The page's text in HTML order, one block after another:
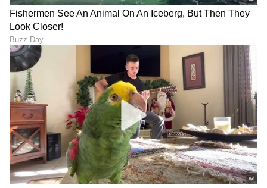
ಕರ್ನಾಟಕ, ಭಾರತ (
ಕ್ಷಣಕ್ಷಣದ ಕನ್ನಡ ಸುದ್ದಿ (Kannada News)
ಅಪ್ಡೇಟ್‌ಗಳಿಗಾಗಿ ಏಷ್ಯಾನೆಟ್ ಸುವರ್ಣ ನ್ಯೂಸ್‌ ಫಾಲೋ
ಮಾಡಿ. ಬ್ರೇಕಿಂಗ್ ಸುದ್ದಿ ( Latest Kannada News
),
ವಿಶೇಷ ವರದಿಗಳು ಮತ್ತು ನೇರ ಪ್ರಸಾರಗಳೊಂದಿಗೆ
(kannada news live) ಸಂಪೂರ್ಣ ಮಾಹಿತಿ ಒಂದೇ
ಕ್ಲಿಕ್‌ನಲ್ಲಿ ಲಭ್ಯ. ಏಷ್ಯಾನೆಟ್ ಸುವರ್ಣ ನ್ಯೂಸ್ ಅಧಿಕೃತ
ಆ್ಯಪ್ ಡೌನ್‌ಲೋಡ್ ಮಾಡಿ ಹಾಗು ಎಲ್ಲಾ ಅಪ್‌ಡೇಟ್
ಗಳನ್ನು ಪಡೆಯಿರಿ.